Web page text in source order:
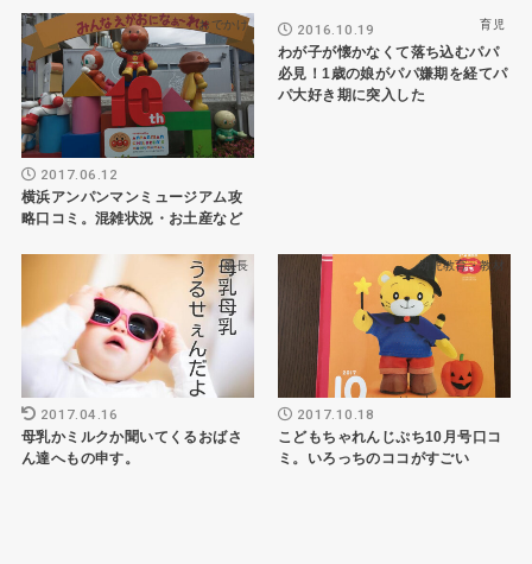
おでかけ
2017.06.12
横浜アンパンマンミュージアム攻
略口コミ。混雑状況・お土産など
育児
2016.10.19
わが子が懐かなくて落ち込むパパ
必見！1歳の娘がパパ嫌期を経てパ
パ大好き期に突入した
成長
2017.04.16
母乳かミルクか聞いてくるおばさ
ん達へもの申す。
幼児教育・教材
2017.10.18
こどもちゃれんじぷち10月号口コ
ミ。いろっちのココがすごい